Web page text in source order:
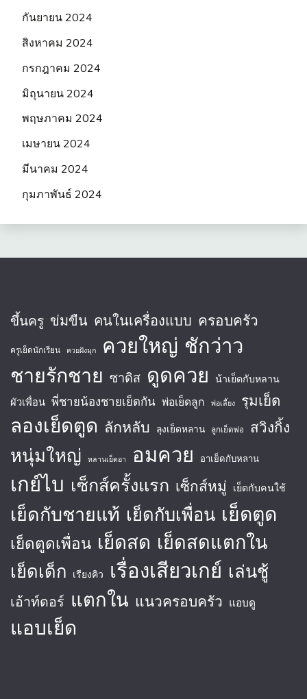
กันยายน 2024
สิงหาคม 2024
กรกฎาคม 2024
มิถุนายน 2024
พฤษภาคม 2024
เมษายน 2024
มีนาคม 2024
กุมภาพันธ์ 2024
ขึ้นครู ข่มขืน คนในเครื่องแบบ ครอบครัว
ครูเย็ดนักเรียน ควยฝังมุก ควยใหญ่ ชักว่าว
ชายรักชาย ซาดิส ดูดควย น้าเย็ดกับหลาน
ผัวเพื่อน พี่ชายน้องชายเย็ดกัน พ่อเย็ดลูก พ่อเลี้ยง รุมเย็ด
ลองเย็ดตูด ลักหลับ ลุงเย็ดหลาน ลูกเย็ดพ่อ สวิงกิ้ง
หนุ่มใหญ่ หลานเย็ดอา อมควย อาเย็ดกับหลาน
เกย์ไบ เซ็กส์ครั้งแรก เซ็กส์หมู่ เย็ดกับคนใช้
เย็ดกับชายแท้ เย็ดกับเพื่อน เย็ดตูด
เย็ดตูดเพื่อน เย็ดสด เย็ดสดแตกใน
เย็ดเด็ก เรียงคิว เรื่องเสียวเกย์ เล่นชู้
เอ้าท์ดอร์ แตกใน แนวครอบครัว แอบดู
แอบเย็ด